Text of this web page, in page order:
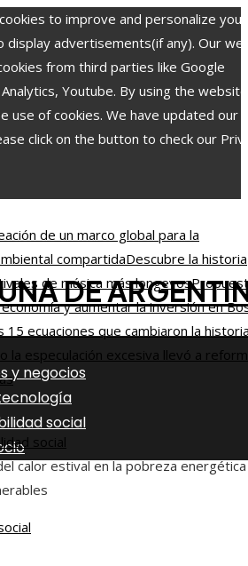
to improve and personalize your
display advertisements(if any). Our
from third parties like Google
Youtube. By using the
use of cookies. We have updated our
click on the button to check our
de un marco global para la
compartidaDescubre la historia
de música más longevos
y aumentar la inversión en
15 ecuaciones que cambiaron la
la especulación excesiva llevó a
DE
y negocios
social
social
calor estival en la pobreza